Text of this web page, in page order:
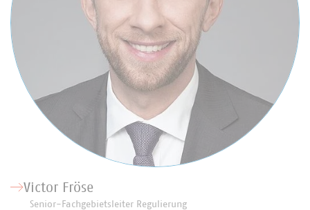
Victor Fröse
Senior-Fachgebietsleiter Regulierung